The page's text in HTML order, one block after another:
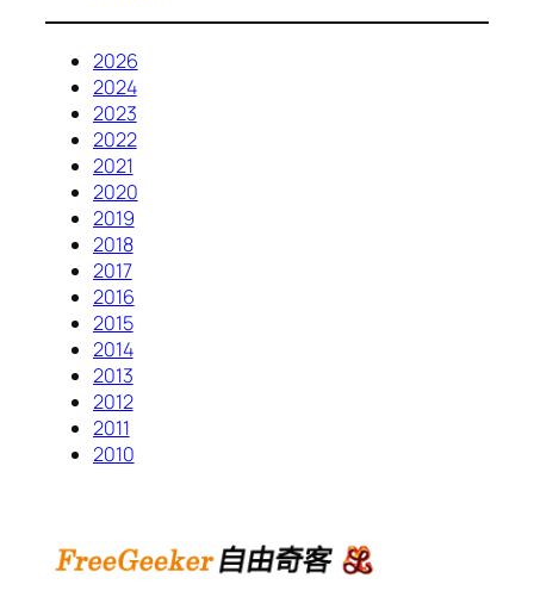
2026
2024
2023
2022
2021
2020
2019
2018
2017
2016
2015
2014
2013
2012
2011
2010